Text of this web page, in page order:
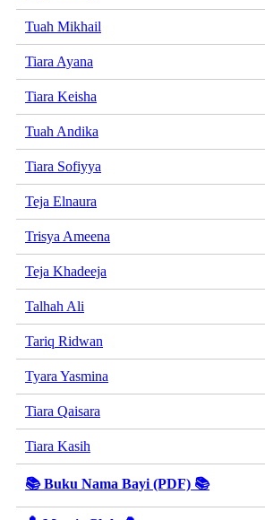
Tuah Mikhail
Tiara Ayana
Tiara Keisha
Tuah Andika
Tiara Sofiyya
Teja Elnaura
Trisya Ameena
Teja Khadeeja
Talhah Ali
Tariq Ridwan
Tyara Yasmina
Tiara Qaisara
Tiara Kasih
📚 Buku Nama Bayi (PDF) 📚